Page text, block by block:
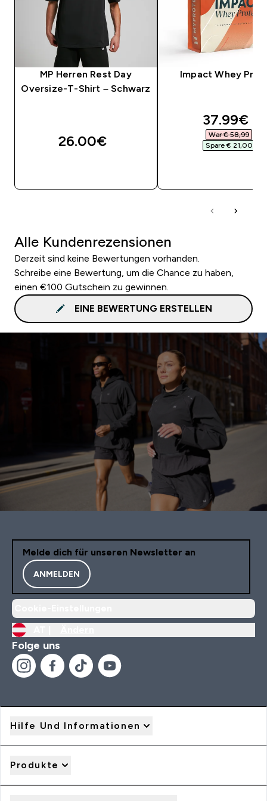
MP Herren Rest Day
Oversize-T-Shirt – Schwarz
26.00€‎
Impact Whey
37.99€‎
War € 58,99‎
Spare € 21,00‎
Alle Kundenrezensionen
Derzeit sind keine Bewertungen vorhanden.
Schreibe eine Bewertung, um die Chance zu haben,
einen €100 Gutschein zu gewinnen.
EINE BEWERTUNG ERSTELLEN
Melde dich für unseren Newsletter an
ANMELDEN
Folge uns
Hilfe Und Informationen
Produkte